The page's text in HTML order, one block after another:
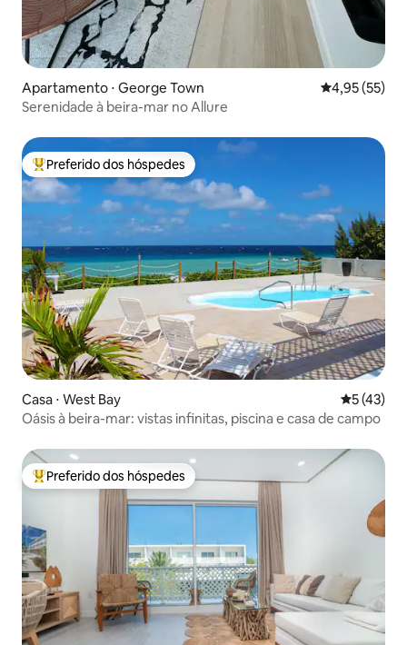
Apartamento ⋅ George Town 4,95 de uma
4,95 (55)
Serenidade à beira-mar no Allure
Entre os melhores preferidos dos hóspedes
Preferido dos hóspedes
Casa ⋅ West Bay 5 de uma
5 (43)
Oásis à beira-mar: vistas infinitas, piscina e casa de campo
Entre os melhores preferidos dos hóspedes
Preferido dos hóspedes